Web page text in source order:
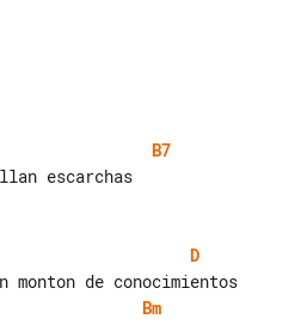
B7
D
Bm